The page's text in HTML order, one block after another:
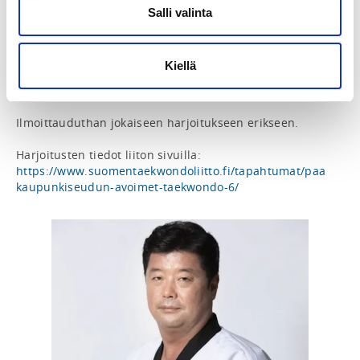
Salli valinta
Kiellä
Kulunvalvonnan takia harjoituksiin on ilmoittauduttava
osallistujan lähiluettavaan korttiin (esim. HSL-kortti).
Kulkuoikeutta varten Urhea-hallille luovutetaan
osallistujista nimi, sukupuoli, syntymäaika,
puhelinnumero ja sähköpostiosoite.
Ilmoittauduthan jokaiseen harjoitukseen erikseen.
https://www.suomentaekwondoliitto.fi/tapahtumat/paa
kaupunkiseudun-avoimet-taekwondo-6/